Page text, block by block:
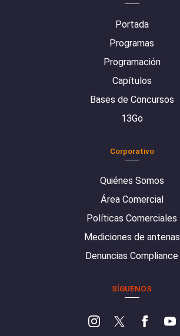
Portada
Programas
Programación
Capítulos
Bases de Concursos
13Go
Corporativo
Quiénes Somos
Área Comercial
Políticas Comerciales
Mediciones de antenas
Denuncias Compliance
SÍGUENOS